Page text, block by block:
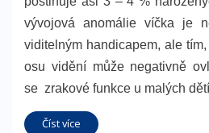
vývojová anomálie víčka je
viditelným handicapem, ale
osu vidění může negativně
se zrakové funkce u malých
Číst více